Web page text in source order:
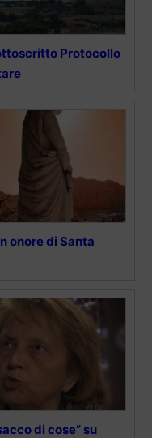
Protocollo
onore di Santa
di cose” su